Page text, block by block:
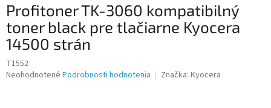
Profitoner TK-3060 kompatibilný
toner black pre tlačiarne Kyocera
14500 strán
T1552
Priemerné
Neohodnotené Podrobnosti hodnotenia Značka: Kyocera